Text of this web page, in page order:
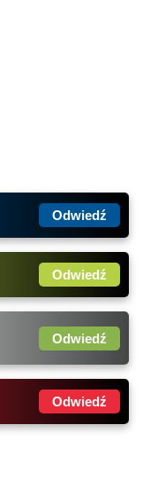
Odwiedź
Odwiedź
Odwiedź
Odwiedź